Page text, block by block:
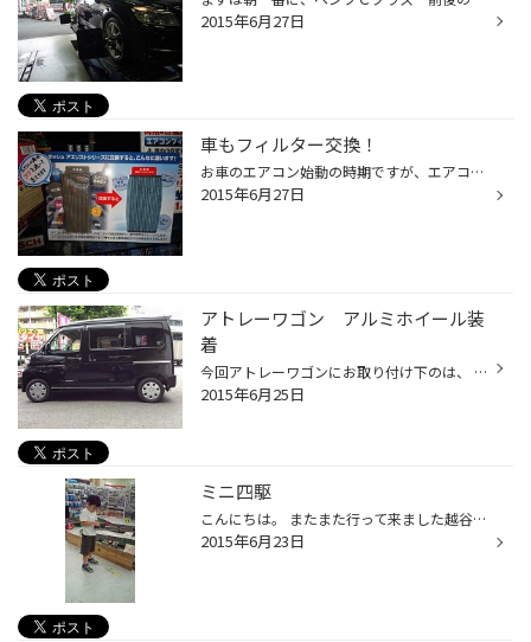
2015年6月27日
車もフィルター交換！
お車のエアコン始動の時期ですが、エアコンフィルターは大丈夫でしょうか？ 外してみるとビックリ！ お車が綺麗でも、室内の臭いは大丈夫ですか？ 汚れはいつの間にかフィルターに蓄積されています。 １年または１万キロごとの交換をオススメしております。 １年以上交換してない方、交換したかどう...
2015年6月27日
アトレーワゴン アルミホイール装
着
今回アトレーワゴンにお取り付け下のは、 ブリヂストンオリジナルホイール 『ＢＡＬＭＩＮＵＭ Ｖ５』（バルミナ ブイファイブ） 納車前からご予約を頂き、納車後すぐにご来店頂きました。 ピッカピカの新車なので、ホイールのみ交換。 写真を撮ってるスタッフがボディに写りこんでいるのはご愛嬌...
2015年6月25日
ミニ四駆
こんにちは。 またまた行って来ました越谷レイクタウン！ お目当ては、ミニ四駆コース。 平日の夕方でしたので、コースには誰もおらず… １人で２台を存分に楽しんでました。 パパのミニ四駆（息子のお古ですが）は、 まだ未完成のため今回も走らせることができず、 パーツを物色していたら、いつも...
2015年6月23日